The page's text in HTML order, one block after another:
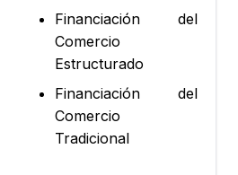
Financiación del
Comercio
Estructurado
Financiación del
Comercio
Tradicional